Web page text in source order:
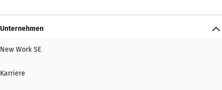
Unternehmen
New Work SE
Karriere